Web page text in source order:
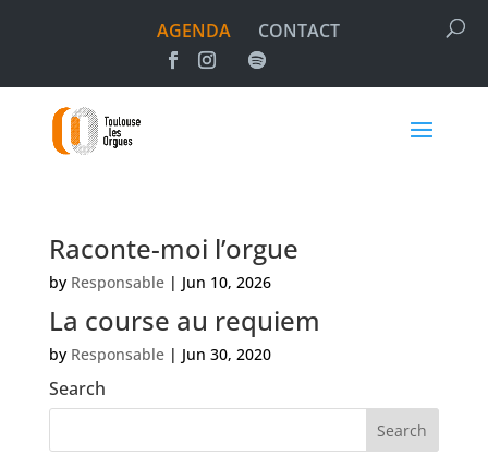
AGENDA CONTACT
Raconte-moi l’orgue
by Responsable| Jun 10, 2026
La course au requiem
by Responsable| Jun 30, 2020
Search